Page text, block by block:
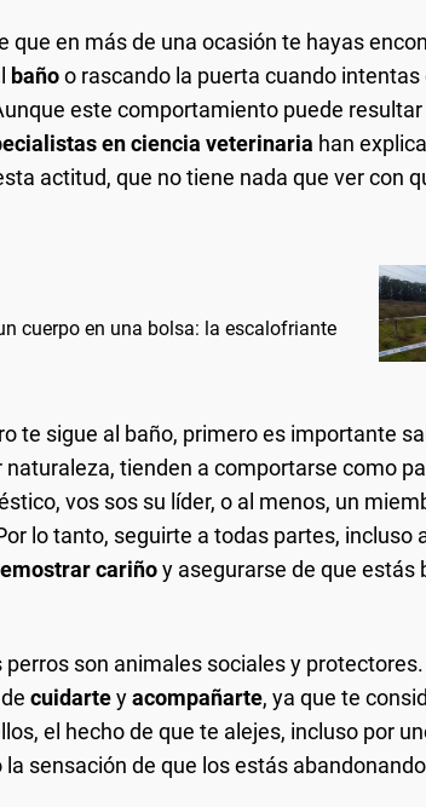
que en más de una ocasión te hayas
bañoo rascando la puerta cuando
este comportamiento puede
en ciencia veterinaria han
actitud, que no tiene nada que ver con
cuerpo en una bolsa: la escalofriante
te sigue al baño, primero es importante
naturaleza, tienden a comportarse como
vos sos su líder, o al menos, un
lo tanto, seguirte a todas partes, incluso
cariñoy asegurarse de que estás
son animales sociales y protectores.
cuidarteyacompañarte, ya que te
el hecho de que te alejes, incluso por
la sensación de que los estás